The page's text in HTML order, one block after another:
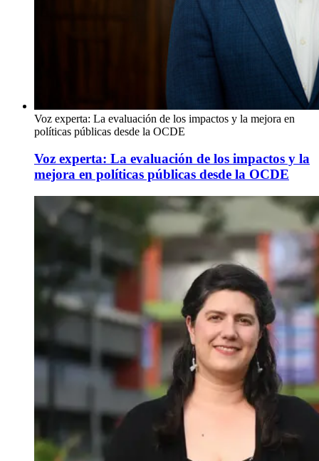
Voz experta: La evaluación de los impactos y la mejora en
políticas públicas desde la OCDE
Voz experta: La evaluación de los impactos y la
mejora en políticas públicas desde la OCDE